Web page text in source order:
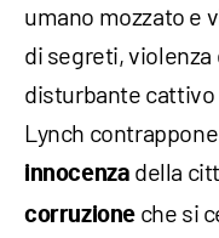
umano mozzato e
di segreti,
disturbante
Lynch
innocenza della
corruzione che si